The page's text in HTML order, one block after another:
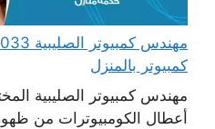
كمبيوتر بالمنزل
مهندس كمبيوتر الصليبية
أعطال الكومبيوترات من